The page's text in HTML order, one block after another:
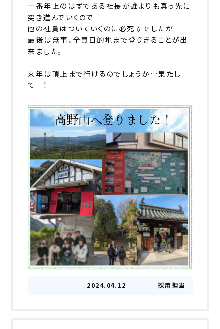
一番年上のはずである社長が誰よりも真っ先に
突き進んでいくので
他の社員はついていくのに必死💧でしたが
最後は無事、全員目的地まで登りきることが出
来ました。
来年は頂上まで行けるのでしょうか…果たし
て ！
2024.04.12 採用担当